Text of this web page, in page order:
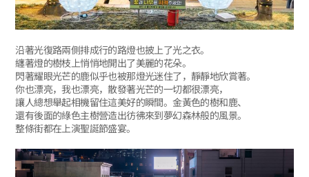
沿著光復路兩側排成行的路燈也披上了光之衣。
纏著燈的樹枝上悄悄地開出了美麗的花朵。
閃著耀眼光芒的鹿似乎也被那燈光迷住了，靜靜地欣賞著。
你也漂亮，我也漂亮，散發著光芒的一切都很漂亮，
讓人總想舉起相機留住這美好的瞬間。金黃色的樹和鹿、
還有後面的綠色主樹營造出彷彿來到夢幻森林般的風景。
整條街都在上演聖誕節盛宴。